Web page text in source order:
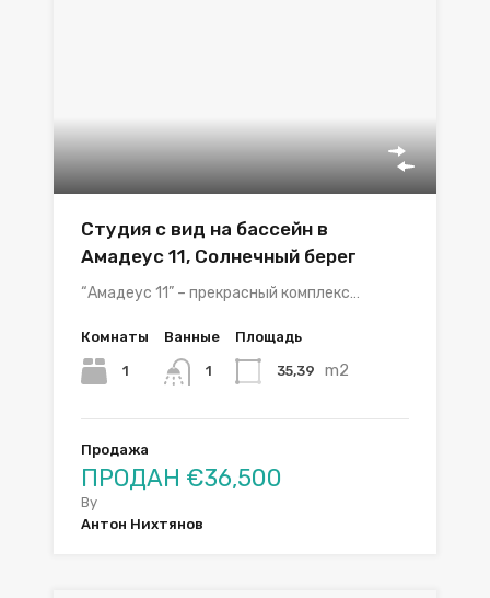
Студия с вид на бассейн в
Амадеус 11, Солнечный берег
“Амадеус 11” – прекрасный комплекс…
Комнаты
1
Ванные
1
Площадь
35,39 m2
Продажа
ПРОДАН €36,500
By
Антон Нихтянов